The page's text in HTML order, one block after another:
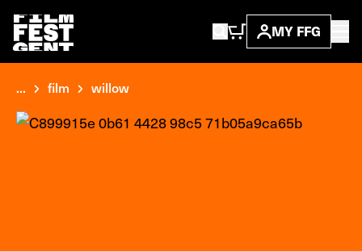
MY FFG
... film willow